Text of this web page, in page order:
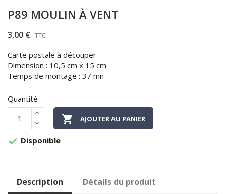
P89 MOULIN À VENT
3,00 € TTC
Carte postale à découper
Dimension : 10,5 cm x 15 cm
Temps de montage : 37 mn
Quantité
 AJOUTER AU PANIER
 Disponible
Description Détails du produit